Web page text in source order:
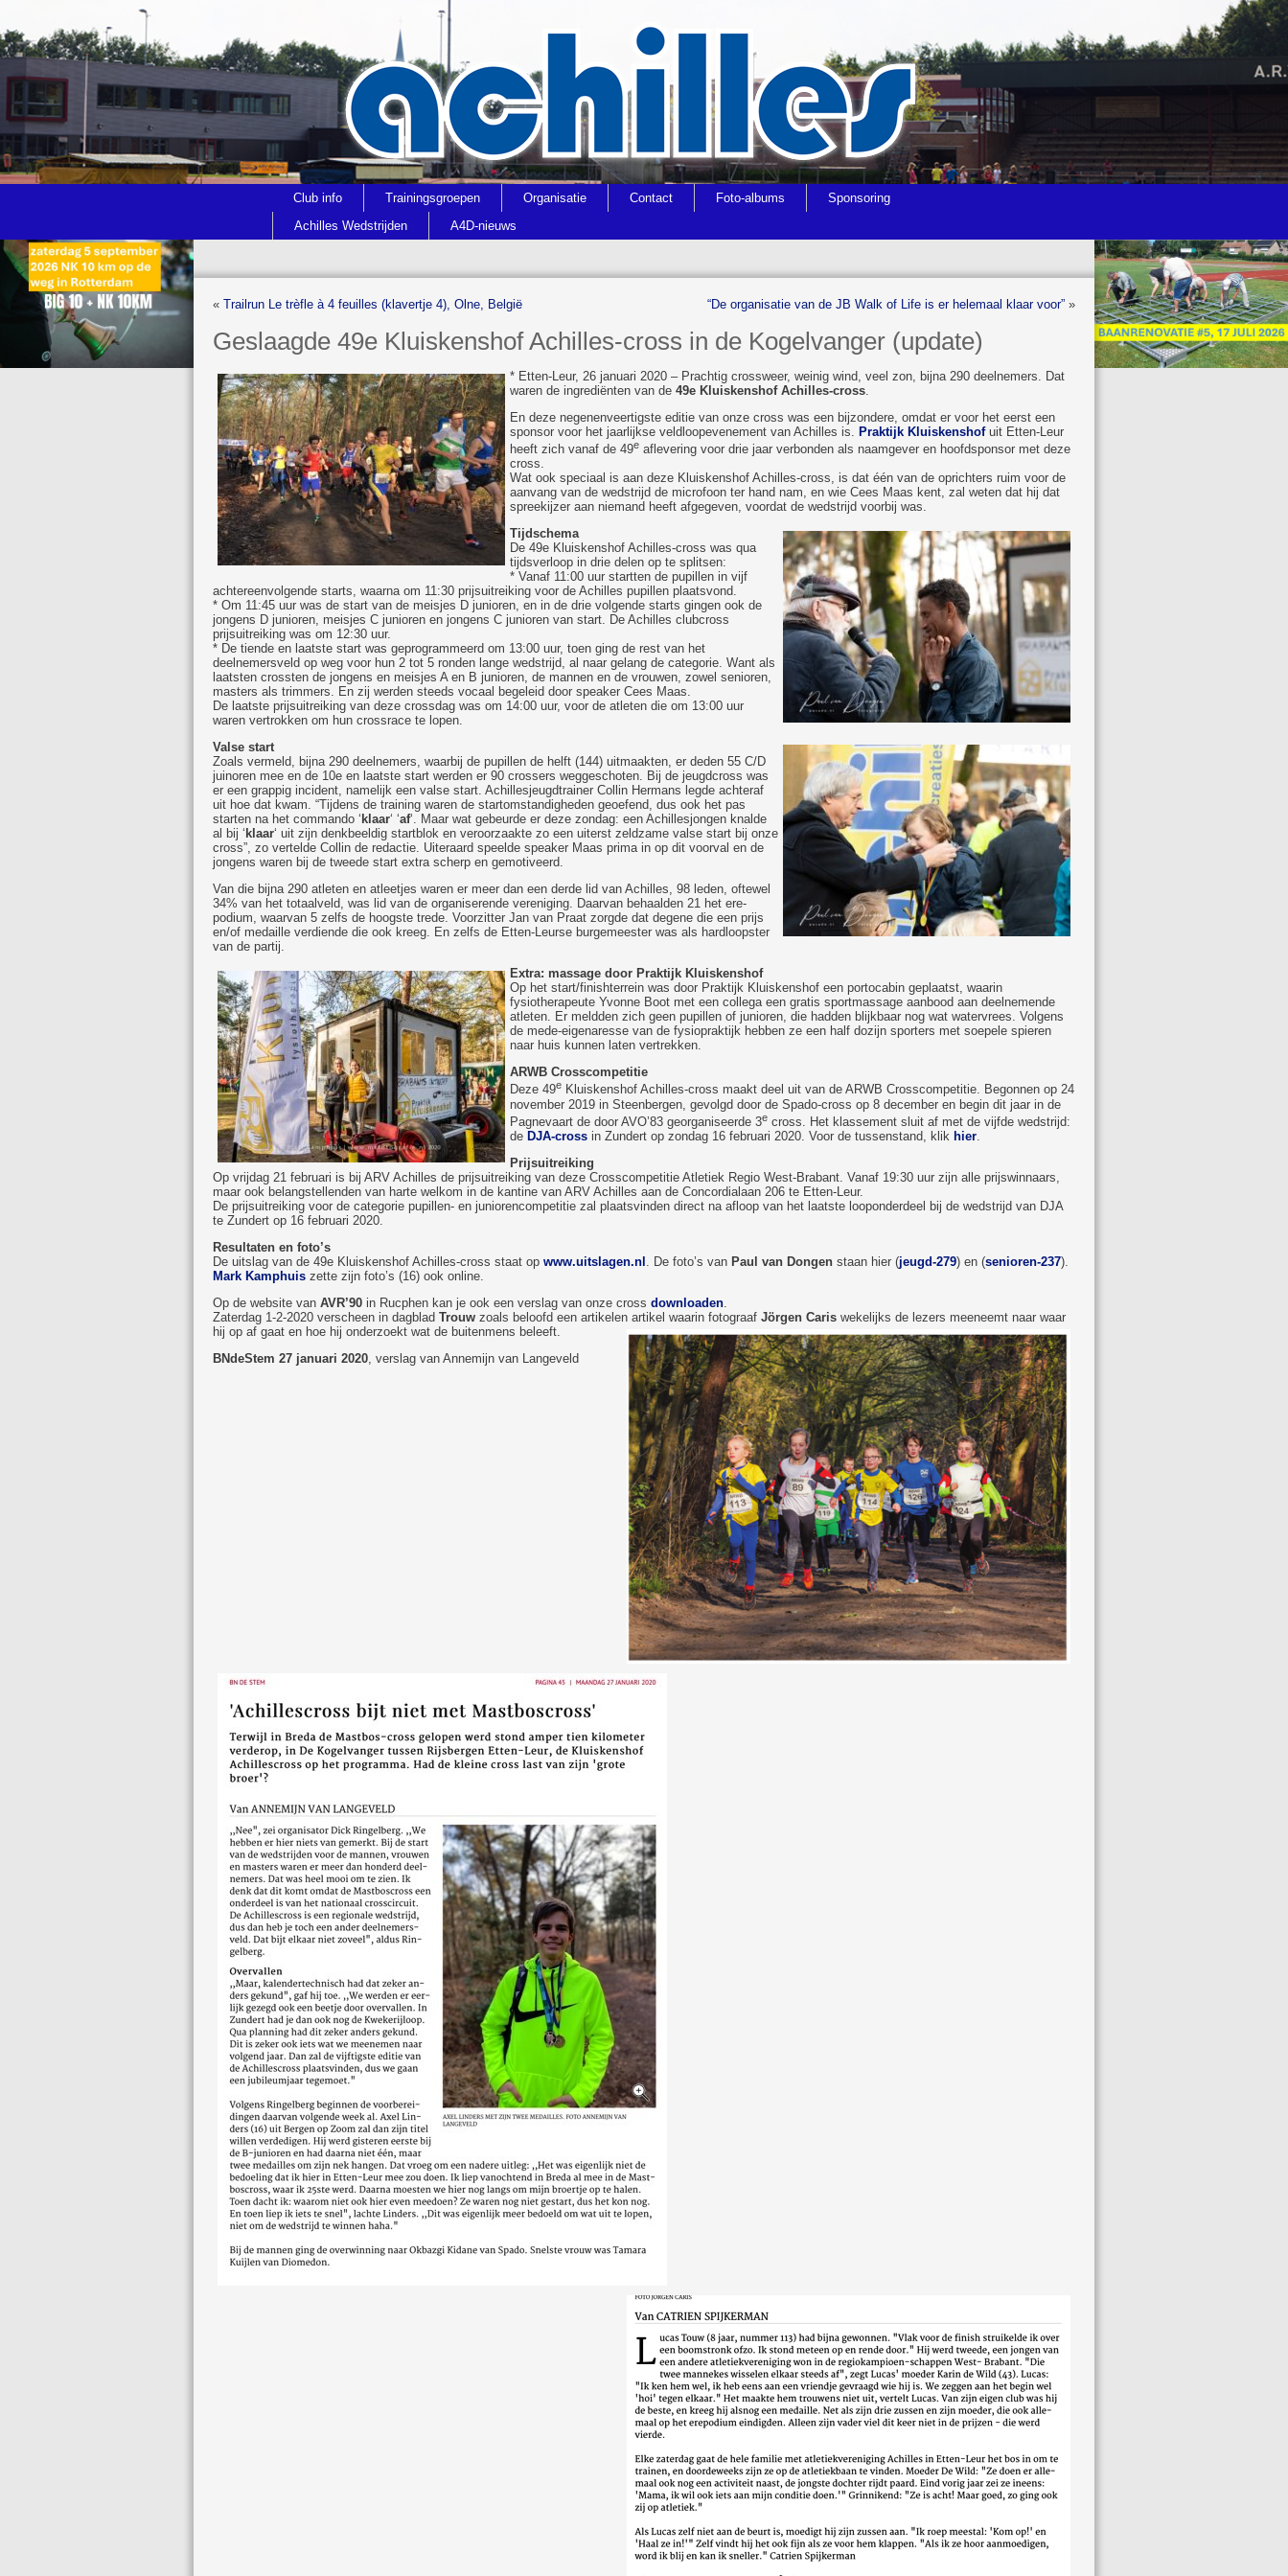
Club info Trainingsgroepen Organisatie Contact Foto-albums
Sponsoring
Achilles Wedstrijden
A4D-nieuws
« Trailrun Le trèfle à 4 feuilles (klavertje 4), Olne, België “De organisatie van de JB Walk of Life is er helemaal klaar voor”»
Geslaagde 49e Kluiskenshof Achilles-cross in de Kogelvanger (update)
* Etten-Leur, 26 januari 2020 – Prachtig crossweer, weinig wind, veel zon, bijna 290 deelnemers. Dat
waren de ingrediënten van de 49e Kluiskenshof Achilles-cross.
En deze negenenveertigste editie van onze cross was een bijzondere, omdat er voor het eerst een
sponsor voor het jaarlijkse veldloopevenement van Achilles is. Praktijk Kluiskenshofuit Etten-Leur
heeft zich vanaf de 49eaflevering voor drie jaar verbonden als naamgever en hoofdsponsor met deze
cross.
Wat ook speciaal is aan deze Kluiskenshof Achilles-cross, is dat één van de oprichters ruim voor de
aanvang van de wedstrijd de microfoon ter hand nam, en wie Cees Maas kent, zal weten dat hij dat
spreekijzer aan niemand heeft afgegeven, voordat de wedstrijd voorbij was.
Tijdschema
De 49e Kluiskenshof Achilles-cross was qua
tijdsverloop in drie delen op te splitsen:
* Vanaf 11:00 uur startten de pupillen in vijf
achtereenvolgende starts, waarna om 11:30 prijsuitreiking voor de Achilles pupillen plaatsvond.
* Om 11:45 uur was de start van de meisjes D junioren, en in de drie volgende starts gingen ook de
jongens D junioren, meisjes C junioren en jongens C junioren van start. De Achilles clubcross
prijsuitreiking was om 12:30 uur.
* De tiende en laatste start was geprogrammeerd om 13:00 uur, toen ging de rest van het
deelnemersveld op weg voor hun 2 tot 5 ronden lange wedstrijd, al naar gelang de categorie. Want als
laatsten crossten de jongens en meisjes A en B junioren, de mannen en de vrouwen, zowel senioren,
masters als trimmers. En zij werden steeds vocaal begeleid door speaker Cees Maas.
De laatste prijsuitreiking van deze crossdag was om 14:00 uur, voor de atleten die om 13:00 uur
waren vertrokken om hun crossrace te lopen.
Valse start
Zoals vermeld, bijna 290 deelnemers, waarbij de pupillen de helft (144) uitmaakten, er deden 55 C/D
juinoren mee en de 10e en laatste start werden er 90 crossers weggeschoten. Bij de jeugdcross was
er een grappig incident, namelijk een valse start. Achillesjeugdtrainer Collin Hermans legde achteraf
uit hoe dat kwam. “Tijdens de training waren de startomstandigheden geoefend, dus ook het pas
starten na het commando ‘ klaar‘ ‘af‘. Maar wat gebeurde er deze zondag: een Achillesjongen knalde
al bij ‘ klaar‘ uit zijn denkbeeldig startblok en veroorzaakte zo een uiterst zeldzame valse start bij onze
cross”, zo vertelde Collin de redactie. Uiteraard speelde speaker Maas prima in op dit voorval en de
jongens waren bij de tweede start extra scherp en gemotiveerd.
Van die bijna 290 atleten en atleetjes waren er meer dan een derde lid van Achilles, 98 leden, oftewel
34% van het totaalveld, was lid van de organiserende vereniging. Daarvan behaalden 21 het ere-
podium, waarvan 5 zelfs de hoogste trede. Voorzitter Jan van Praat zorgde dat degene die een prijs
en/of medaille verdiende die ook kreeg. En zelfs de Etten-Leurse burgemeester was als hardloopster
van de partij.
Extra: massage door Praktijk Kluiskenshof
Op het start/finishterrein was door Praktijk Kluiskenshof een portocabin geplaatst, waarin
fysiotherapeute Yvonne Boot met een collega een gratis sportmassage aanbood aan deelnemende
atleten. Er meldden zich geen pupillen of junioren, die hadden blijkbaar nog wat watervrees. Volgens
de mede-eigenaresse van de fysiopraktijk hebben ze een half dozijn sporters met soepele spieren
naar huis kunnen laten vertrekken.
ARWB Crosscompetitie
Deze 49eKluiskenshof Achilles-cross maakt deel uit van de ARWB Crosscompetitie. Begonnen op 24
november 2019 in Steenbergen, gevolgd door de Spado-cross op 8 december en begin dit jaar in de
Pagnevaart de door AVO’83 georganiseerde 3ecross. Het klassement sluit af met de vijfde wedstrijd:
de DJA-crossin Zundert op zondag 16 februari 2020. Voor de tussenstand, klik hier.
Prijsuitreiking
Op vrijdag 21 februari is bij ARV Achilles de prijsuitreiking van deze Crosscompetitie Atletiek Regio West-Brabant. Vanaf 19:30 uur zijn alle prijswinnaars,
maar ook belangstellenden van harte welkom in de kantine van ARV Achilles aan de Concordialaan 206 te Etten-Leur.
De prijsuitreiking voor de categorie pupillen- en juniorencompetitie zal plaatsvinden direct na afloop van het laatste looponderdeel bij de wedstrijd van DJA
te Zundert op 16 februari 2020.
Resultaten en foto’s
De uitslag van de 49e Kluiskenshof Achilles-cross staat op www.uitslagen.nl . De foto’s van Paul van Dongenstaan hier (jeugd-279) en (senioren-237).
Mark Kamphuiszette zijn foto’s (16) ook online.
Op de website van AVR’90in Rucphen kan je ook een verslag van onze cross downloaden.
Zaterdag 1-2-2020 verscheen in dagblad Trouwzoals beloofd een artikelen artikel waarin fotograaf Jörgen Cariswekelijks de lezers meeneemt naar waar
hij op af gaaten hoe hij onderzoekt wat de buitenmens beleeft.
BNdeStem 27 januari 2020, verslag van Annemijn van Langeveld